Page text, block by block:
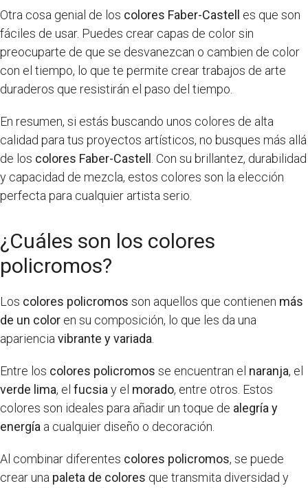
Otra cosa genial de los colores Faber-Castell
es que son
fáciles de usar. Puedes crear capas de color sin
preocuparte de que se desvanezcan o cambien de color
con el tiempo, lo que te permite crear trabajos de arte
duraderos que resistirán el paso del tiempo.
En resumen, si estás buscando unos colores de alta
calidad para tus proyectos artísticos, no busques más allá
de los colores Faber-Castell . Con su brillantez, durabilidad
y capacidad de mezcla, estos colores son la elección
perfecta para cualquier artista serio.
¿Cuáles son los colores
policromos?
Los colores policromos son aquellos que contienen más
de un color en su composición, lo que les da una
aparienciavibrante y variada.
Entre los colores policromos se encuentran el naranja, el
verde lima, el fucsiay el morado, entre otros. Estos
colores son ideales para añadir un toque de alegría y
energía a cualquier diseño o decoración.
Al combinar diferentes colores policromos, se puede
crear una paleta de colores que transmita diversidad y